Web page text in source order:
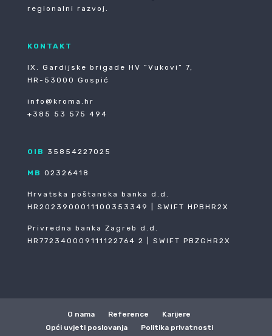
regionalni razvoj.
KONTAKT
IX. Gardijske brigade HV ”Vukovi” 7,
HR-53000 Gospić
info@kroma.hr
+385 53 575 494
OIB 35854227025
MB 02326418
Hrvatska poštanska banka d.d.
HR2023900011100353349 | SWIFT HPBHR2X
Privredna banka Zagreb d.d.
HR772340009111122764 2 | SWIFT PBZGHR2X
O nama Reference
Karijere
Opći uvjeti poslovanja
Politika privatnosti